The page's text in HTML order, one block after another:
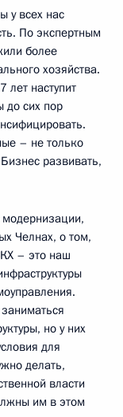
у всех нас
По экспертным
более
хозяйства.
лет наступит
до сих пор
– не только
развивать,
Челнах, о том,
– это наш
но у них
для
делать,
власти
им в этом